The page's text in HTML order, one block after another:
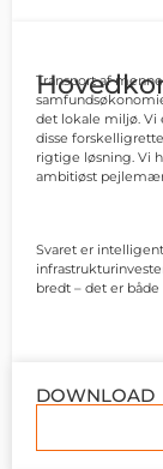
Transport af
det lokale miljø. Vi
disse
rigtige løsning. Vi
ambitiøst
Svaret er
bredt – det er
DOWNLOAD